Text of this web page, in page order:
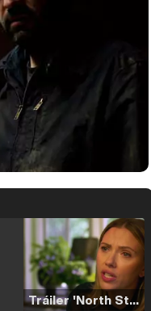
Tráiler 'North Star' (2023)